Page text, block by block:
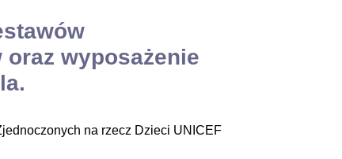
wyposażenie
na rzecz Dzieci UNICEF